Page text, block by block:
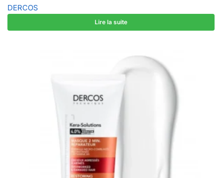
DERCOS
Lire la suite